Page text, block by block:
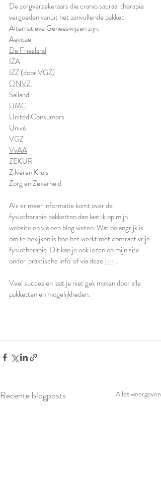
De zorgverzekeraars die cranio sacraal therapie
vergoeden vanuit het aanvullende pakket
Alternatieve Geneeswijzen zijn:
Aevitae
De Friesland
IZA
IZZ (door VGZ)
ONVZ
Salland
UMC
United Consumers
Univé
VGZ
VvAA
ZEKUR
Zilveren Kruis
Zorg en Zekerheid
Als er meer informatie komt over de
fysiotherapie pakketten dan laat ik op mijn
website en via een blog weten. Wat belangrijk is
om te bekijken is hoe het werkt met contract vrije
fysiotherapie. Dit kan je ook lezen op mijn site
onder 'praktische info' of via deze link .
Veel succes en laat je niet gek maken door alle
pakketten en mogelijkheden.
Recente blogposts Alles weergeven